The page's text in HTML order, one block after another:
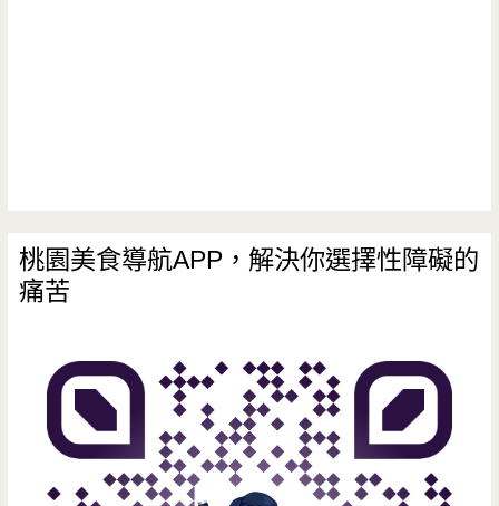
桃園美食導航APP，解決你選擇性障礙的
痛苦